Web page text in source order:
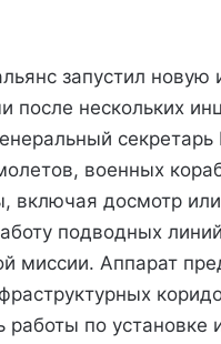
запустил новую
после нескольких
военных
включая досмотр
подводных
миссии. Аппарат
по установке